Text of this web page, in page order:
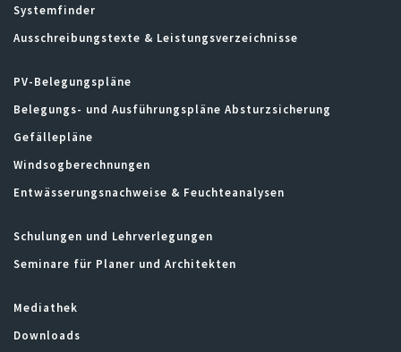
Systemfinder
Ausschreibungstexte & Leistungsverzeichnisse
PV-Belegungspläne
Belegungs- und Ausführungspläne Absturzsicherung
Gefällepläne
Windsogberechnungen
Entwässerungsnachweise & Feuchteanalysen
Schulungen und Lehrverlegungen
Seminare für Planer und Architekten
Mediathek
Downloads